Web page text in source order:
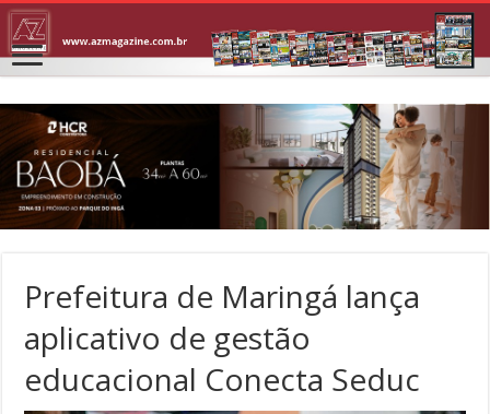
Prefeitura de Maringá lança
aplicativo de gestão
educacional Conecta Seduc